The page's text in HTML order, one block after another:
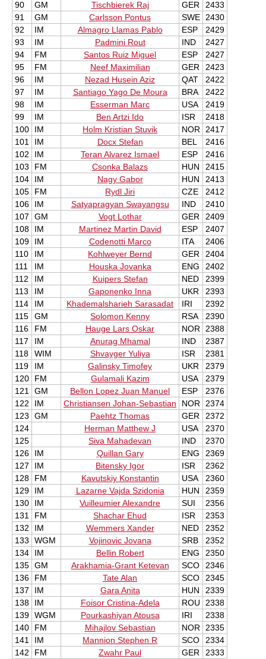
90 GM Tischbierek Raj GER
2433
91
GM Carlsson Pontus SWE
2430
92
IM Almagro Llamas Pablo ESP
2429
93
IM Padmini Rout IND
2427
94
FM Santos Ruiz Miguel ESP
2427
95
FM Neef Maximilian GER
2423
96
IM Nezad Husein Aziz QAT
2422
97
IM Santiago Yago De Moura BRA
2422
98
IM Esserman Marc USA
2419
99
IM Ben Artzi Ido ISR
2418
100
IM Holm Kristian Stuvik NOR
2417
101
IM Docx Stefan BEL
2416
102
IM Teran Alvarez Ismael ESP
2416
103
FM Csonka Balazs HUN
2415
104
IM Nagy Gabor HUN
2413
105
FM Rydl Jiri CZE
2412
106
IM Satyapragyan Swayangsu IND
2410
107
GM Vogt Lothar GER
2409
108
IM Martinez Martin David ESP
2407
109
IM Codenotti Marco ITA
2406
110
IM Kohlweyer Bernd GER
2404
111
IM Houska Jovanka ENG
2402
112
IM Kuipers Stefan NED
2399
113
IM Gaponenko Inna UKR
2393
114
IM Khademalsharieh Sarasadat IRI
2392
115
GM Solomon Kenny RSA
2390
116
FM Hauge Lars Oskar NOR
2388
117
IM Anurag Mhamal IND
2387
118
WIM Shvayger Yuliya ISR
2381
119
IM Galinsky Timofey UKR
2379
120
FM Gulamali Kazim USA
2379
121
GM Bellon Lopez Juan Manuel ESP
2376
122
IM Christiansen Johan-Sebastian NOR
2374
123
GM Paehtz Thomas GER
2372
124
Herman Matthew J USA
2370
125
Siva Mahadevan IND
2370
126
IM Quillan Gary ENG
2369
127
IM Bitensky Igor ISR
2362
128
FM Kavutskiy Konstantin USA
2360
129
IM Lazarne Vajda Szidonia HUN
2359
130
IM Vuilleumier Alexandre SUI
2356
131
FM Shachar Ehud ISR
2353
132
IM Wemmers Xander NED
2352
133
WGM Vojinovic Jovana SRB
2352
134
IM Bellin Robert ENG
2350
135 GM Arakhamia-Grant Ketevan SCO
2346
136
FM Tate Alan SCO
2345
137
IM Gara Anita HUN
2339
138
IM Foisor Cristina-Adela ROU
2338
139 WGM Pourkashiyan Atousa IRI
2338
140
FM Mihajlov Sebastian NOR
2335
141
IM Mannion Stephen R SCO
2334
142
FM Zwahr Paul GER
2333